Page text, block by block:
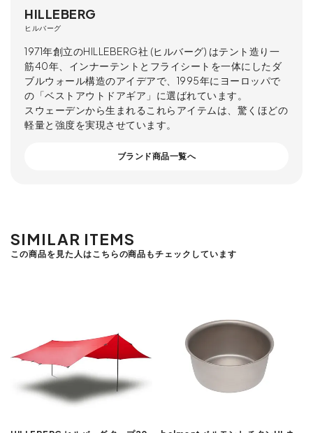
HILLEBERG
ヒルバーグ
1971年創立のHILLEBERG社 (ヒルバーグ) はテント造り一
筋40年、インナーテントとフライシートを一体にしたダ
ブルウォール構造のアイデアで、1995年にヨーロッパで
の「ベストアウトドアギア」に選ばれています。
スウェーデンから生まれるこれらアイテムは、驚くほどの
軽量と強度を実現させています。
ブランド商品一覧へ
SIMILAR ITEMS
この商品を見た人はこちらの商品もチェックしています